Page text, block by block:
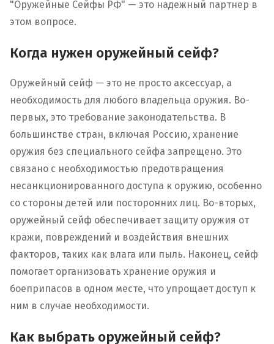
"Оружейные Сейфы РФ" — это надежный партнер в
этом вопросе.
Когда нужен оружейный сейф?
Оружейный сейф — это не просто аксессуар, а
необходимость для любого владельца оружия. Во-
первых, это требование законодательства. В
большинстве стран, включая Россию, хранение
оружия без специального сейфа запрещено. Это
связано с необходимостью предотвращения
несанкционированного доступа к оружию, особенно
со стороны детей или посторонних лиц. Во-вторых,
оружейный сейф обеспечивает защиту оружия от
кражи, повреждений и воздействия внешних
факторов, таких как влага или пыль. Наконец, сейф
помогает организовать хранение оружия и
боеприпасов в одном месте, что упрощает доступ к
ним в случае необходимости.
Как выбрать оружейный сейф?